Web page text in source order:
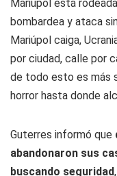
Mariúpol está
bombardea y ataca
Mariúpol caiga,
por ciudad, calle por
de todo esto es más
horror hasta donde
Guterres informó que
abandonaron sus
buscando seguridad